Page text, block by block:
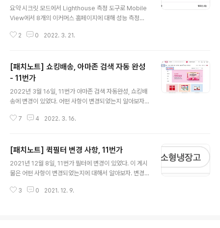
요약 시크릿 모드에서 Lighthouse 측정 도구로 Mobile
View에서 8개의 이커머스 홈페이지에 대해 성능 측정을
의 차이가 발생할 수 있다.) Lighthouse에서 성능은 총 6
개 홈페이지 중 6등과 12점 차이로 많은 점수 차이가 있다.
차이가 많이나는 Lighthouse metric에 대한 11번가와
쿠팡(검색 성능 1위) 사이의 비교 Speed Index Speed
Index는 페이지 로드 중에 콘텐츠가 시각적으로 표시되는
e..
2 0 2022. 3. 21.
[패치노트] 쇼킹배송, 아마존 검색 자동 완성
- 11번가
2022년 3월 16일, 11번가 아마존 검색 자동완성, 쇼킹배
송에 변경이 있었다. 어떤 사항이 변경되었는지 알아보자.
매입해서 직접 발송하는 상품으로 익일 도착을 보장하는
쇼킹배송 이미지가 들어간다. 쇼킹 배송인 경우에 무료 배
송인 경우가 많다 ㅎㅎ.. (2022년 3월 16일 기준 전부 다
무료배송) 아마존 검색 자동 완성 아마존에도 자동 완성 기
TO BE 검색하는데 불편함이 많았는데, 반가운 기능 추가
7 4 2022. 3. 16.
[패치노트] 퀵필터 변경 사항, 11번가
2021년 12월 8일, 11번가 필터에 변경이 있었다. 이 게시
물은 어떤 사항이 변경되었는지에 대해서 알아보자. 변경
연관 글자가 추가되었으며 동그라미 형태에서 파란색 글자
3 0 2021. 12. 9.